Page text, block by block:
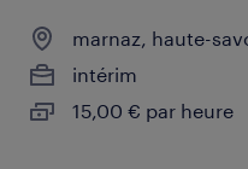
marnaz, haute-
intérim
15,00 € par heure